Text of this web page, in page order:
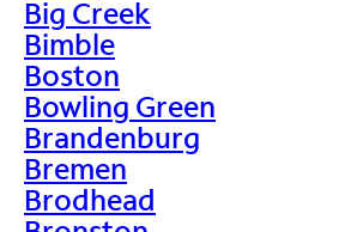
Big Creek
Bimble
Boston
Bowling Green
Brandenburg
Bremen
Brodhead